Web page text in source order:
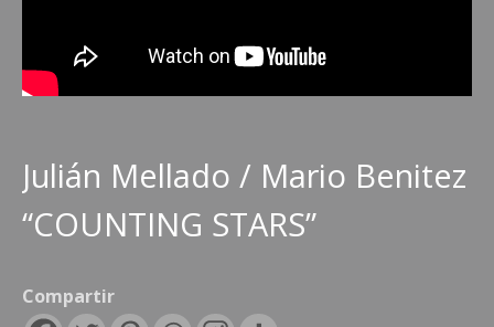
Julián Mellado / Mario Benitez
“COUNTING STARS”
Compartir